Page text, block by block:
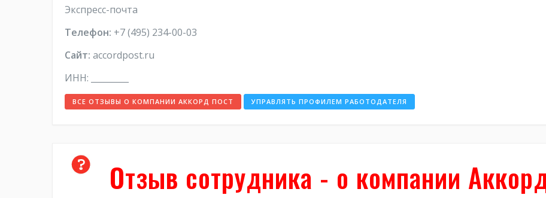
Экспресс-почта
Телефон: +7 (495) 234-00-03
Сайт: accordpost.ru
ИНН: _________
ВСЕ ОТЗЫВЫ О КОМПАНИИ АККОРД ПОСТ УПРАВЛЯТЬ ПРОФИЛЕМ РАБОТОДАТЕЛЯ
Отзыв сотрудника - о компании